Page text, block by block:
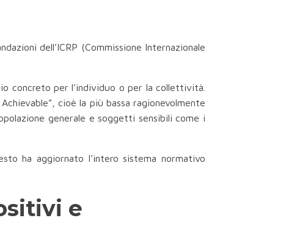
dell’ICRP (Commissione Internazionale
concreto per l’individuo o per la collettività.
cioè la più bassa ragionevolmente
generale e soggetti sensibili come i
ha aggiornato l’intero sistema normativo
e